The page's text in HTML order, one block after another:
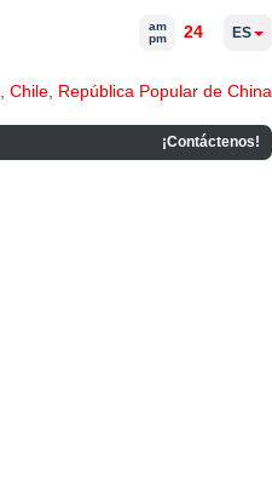
Chile República Popular de China
¡Contáctenos!
am
pm
24 ES